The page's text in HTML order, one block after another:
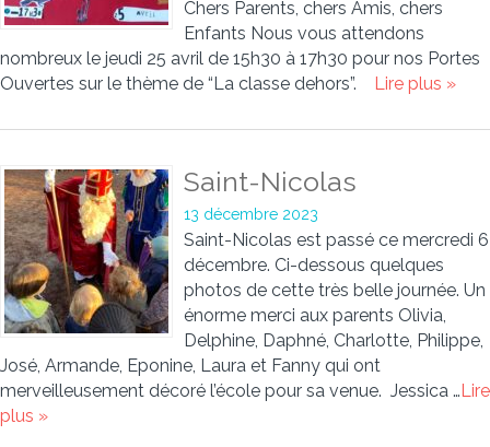
Chers Parents, chers Amis, chers
Enfants Nous vous attendons
nombreux le jeudi 25 avril de 15h30 à 17h30 pour nos Portes
Ouvertes sur le thème de “La classe dehors”. Lire plus »
Saint-Nicolas
13 décembre 2023
Saint-Nicolas est passé ce mercredi 6
décembre. Ci-dessous quelques
photos de cette très belle journée. Un
énorme merci aux parents Olivia,
Delphine, Daphné, Charlotte, Philippe,
José, Armande, Eponine, Laura et Fanny qui ont
merveilleusement décoré l’école pour sa venue. Jessica …Lire
plus »